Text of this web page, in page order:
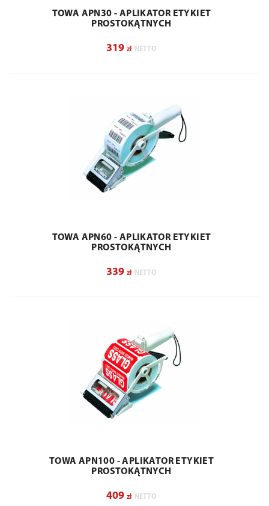
TOWA APN30 - APLIKATOR ETYKIET
PROSTOKĄTNYCH
319 zł NETTO
TOWA APN60 - APLIKATOR ETYKIET
PROSTOKĄTNYCH
339 zł NETTO
TOWA APN100 - APLIKATOR ETYKIET
PROSTOKĄTNYCH
409 zł NETTO